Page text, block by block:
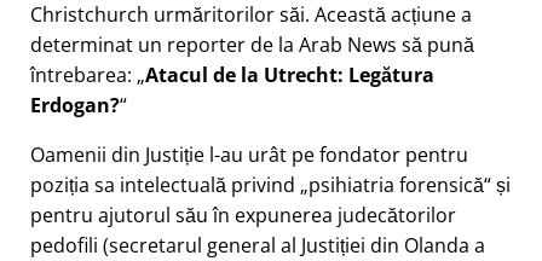
Christchurch urmăritorilor săi. Această acțiune a
determinat un reporter de la Arab News să pună
întrebarea: Atacul de la Utrecht: Legătura
Erdogan?
Oamenii din Justiție l-au urât pe fondator pentru
poziția sa intelectuală privind psihiatria forensică și
pentru ajutorul său în expunerea judecătorilor
pedofili (secretarul general al Justiției din Olanda a